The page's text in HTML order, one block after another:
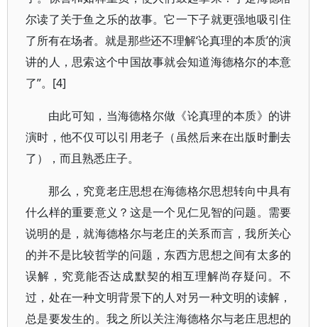
尔读了关于鱼之乐的故事。它一下子就更强地吸引住
了所有在场者。就是那些还不理解‘论真理的本质’的演
讲的人，思索这个中国故事就会知道海德格尔的本意
了”。[4]
由此可知，当海德格尔做《论真理的本质》的讲
演时，他不仅可以引用老子（虽然后来在出版时删去
了），而且熟悉庄子。
那么，究竟老庄思想在海德格尔思想转向中具有
什么样的重要意义？这是一个见仁见智的问题。需要
说明的是，就海德格尔与老庄的关系而言，我所关心
的并不是比较哲学的问题，东西方思想之间有太多的
误解，究竟能否达成默契的相互理解尚存疑问。不
过，处在一种文明背景下的人对另一种文明的读解，
总是要发生的。我之所以关注海德格尔与老庄思想的